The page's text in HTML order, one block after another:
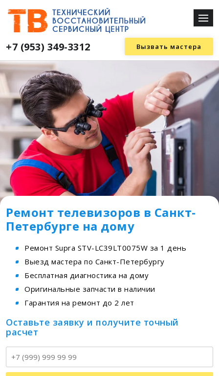
+7 (953) 349-3312 Вызвать мастера
Ремонт телевизоров в Санкт-
Петербурге на дому
Ремонт Supra STV-LC39LT0075W за 1 день
Выезд мастера по Санкт-Петербургу
Бесплатная диагностика на дому
Оригинальные запчасти в наличии
Гарантия на ремонт до 2 лет
Оставьте заявку и получите точный
расчет